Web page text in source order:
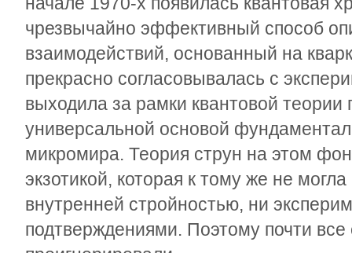
чрезвычайно эффективный способ
взаимодействий, основанный на
прекрасно согласовывалась с
выходила за рамки квантовой теории
универсальной основой
микромира. Теория струн на этом
экзотикой, которая к тому же не
внутренней стройностью, ни
подтверждениями. Поэтому почти